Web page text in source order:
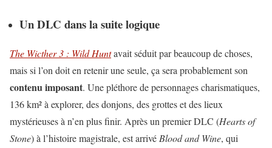
Un DLC dans la suite logique
The Wicther 3 : Wild Huntavait séduit par beaucoup de choses,
mais si l’on doit en retenir une seule, ça sera probablement son
contenu imposant. Une pléthore de personnages charismatiques,
136 km² à explorer, des donjons, des grottes et des lieux
mystérieuses à n’en plus finir. Après un premier DLC (Hearts of
Stone) à l’histoire magistrale, est arrivéBlood and Wine, qui